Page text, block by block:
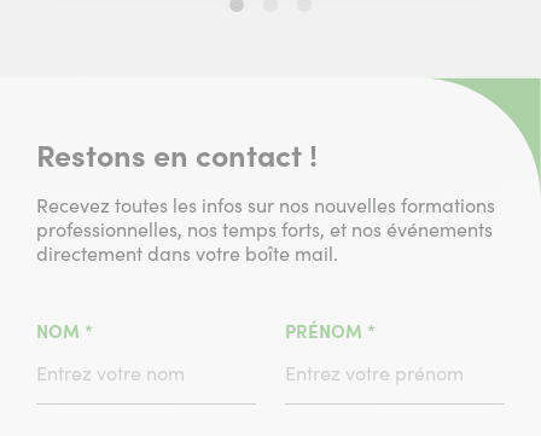
Slide
Restons en contact !
Recevez toutes les infos sur nos nouvelles formations
professionnelles, nos temps forts, et nos événements
directement dans votre boîte mail.
NOM * PRÉNOM *